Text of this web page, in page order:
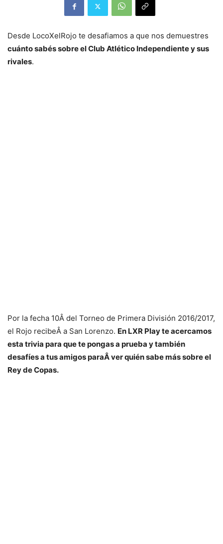
Desde LocoXelRojo te desafiamos a que nos demuestres
cuánto sabés sobre el Club Atlético Independiente y sus
rivales.
Por la fecha 10Â del Torneo de Primera División 2016/2017,
el Rojo recibeÂ a San Lorenzo. En LXR Play te acercamos
esta trivia para que te pongas a prueba y también
desafíes a tus amigos paraÂ ver quién sabe más sobre el
Rey de Copas.